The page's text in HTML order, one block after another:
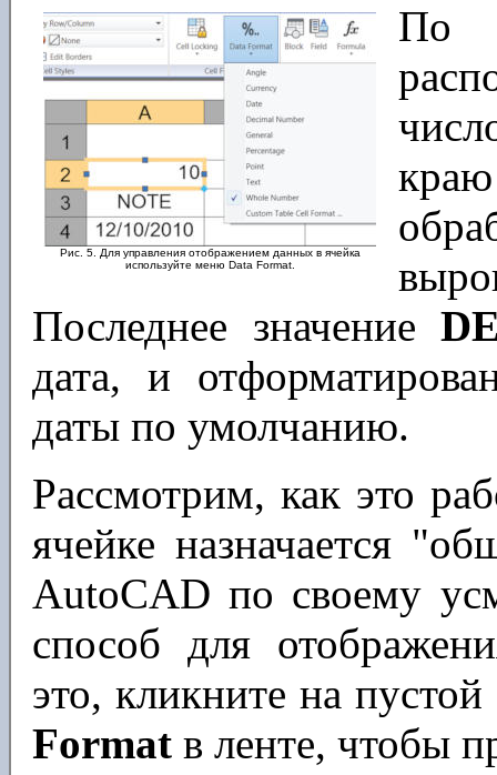
Рис. 5. Для управления отображением данных в ячейка
используйте меню Data Format.
По
Последнее значение
дата, и
даты по умолчанию.
Рассмотрим, как это
ячейке назначается
AutoCAD по своему
способ для
это, кликните на
Format в ленте, чтобы